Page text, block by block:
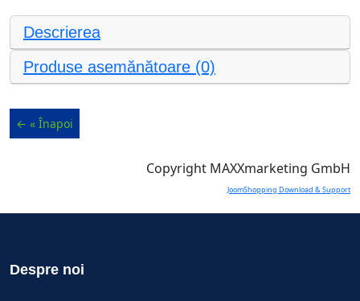
Descrierea
Produse asemănătoare (0)
Copyright MAXXmarketing GmbH
JoomShopping Download & Support
Despre noi